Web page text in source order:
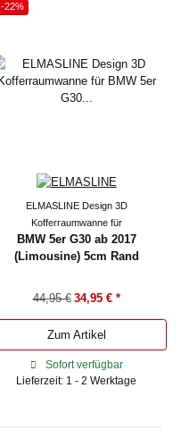
-22%
ELMASLINE Design 3D
Kofferraumwanne für
BMW 5er G30 ab 2017
(Limousine) 5cm Rand
44,95 € 34,95 € *
Zum Artikel
Sofort verfügbar
Lieferzeit: 1 - 2 Werktage